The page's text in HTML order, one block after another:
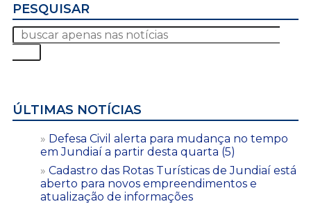
PESQUISAR
ÚLTIMAS NOTÍCIAS
Defesa Civil alerta para mudança no tempo
em Jundiaí a partir desta quarta (5)
Cadastro das Rotas Turísticas de Jundiaí está
aberto para novos empreendimentos e
atualização de informações